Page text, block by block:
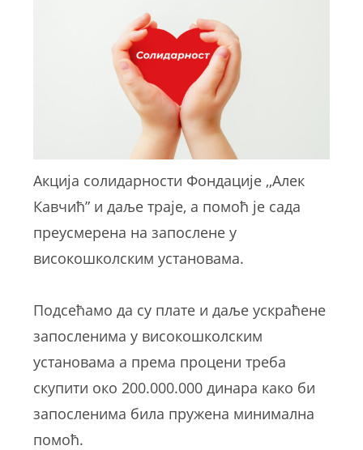
Акција солидарности Фондације ,,Алек
Кавчић” и даље траје, а помоћ је сада
преусмерена на запослене у
високошколским установама.
Подсећамо да су плате и даље ускраћене
запосленима у високошколским
установама а према процени треба
скупити око 200.000.000 динара како би
запосленима била пружена минимална
помоћ.